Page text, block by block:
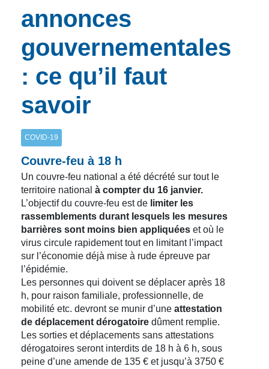
et d’animations
annonces
gouvernementales
: ce qu’il faut
savoir
COVID-19
Couvre-feu à 18 h
Un couvre-feu national a été décrété sur tout le
territoire national à compter du 16 janvier.
L’objectif du couvre-feu est de limiter les
rassemblements durant lesquels les mesures
barrières sont moins bien appliquées et où le
virus circule rapidement tout en limitant l’impact
sur l’économie déjà mise à rude épreuve par
l’épidémie.
Les personnes qui doivent se déplacer après 18
h, pour raison familiale, professionnelle, de
mobilité etc. devront se munir d’une attestation
de déplacement dérogatoire dûment remplie.
Les sorties et déplacements sans attestations
dérogatoires seront interdits de 18 h à 6 h, sous
peine d’une amende de 135 € et jusqu’à 3750 €